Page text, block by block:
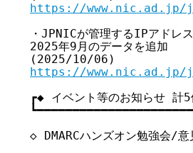
https://
・JPNICが管理するIPアドレ
2025年9月のデータを追加
https://www.nic.ad.jp/
┏◆ イベント等のお知らせ 計5
┗━━━━━━━━━━━━━━━━━━━━━━
◇ DMARCハンズオン勉強会/